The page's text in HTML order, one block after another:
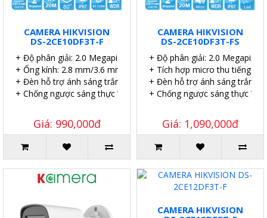
CAMERA HIKVISION
DS-2CE10DF3T-F
+ Độ phân giải: 2.0 Megapixel.
+ Ống kính: 2.8 mm/3.6 mm/6 mm.
+ Đèn hỗ trợ ánh sáng trắng lên đến 20 mét.
+ Chống ngược sáng thực WDR 130dB.
Giá: 990,000đ
CAMERA HIKVISION
DS-2CE10DF3T-FS
+ Độ phân giải: 2.0 Megapixel.
+ Tích hợp micro thu tiếng.
+ Đèn hỗ trợ ánh sáng trắng
+ Chống ngược sáng thực
Giá: 1,090,000đ
CAMERA HIKVISION